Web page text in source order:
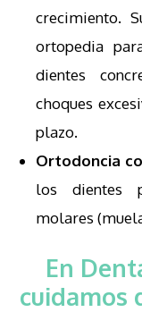
crecimiento.
ortopedia
dientes
choques
plazo.
Ortodoncia
los dientes
molares
En
cuidamos